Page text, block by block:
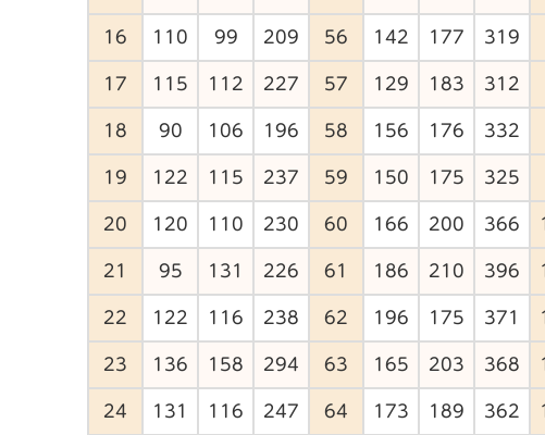
16 110 99 209 56 142 177 319
17 115 112 227 57 129 183 312
18 90 106 196 58 156 176 332
19 122 115 237 59 150 175 325
20 120 110 230 60 166 200 366
21 95 131 226 61 186 210 396
22 122 116 238 62 196 175 371
23 136 158 294 63 165 203 368
24 131 116 247 64 173 189 362